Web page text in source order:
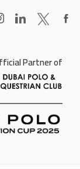
Partner of